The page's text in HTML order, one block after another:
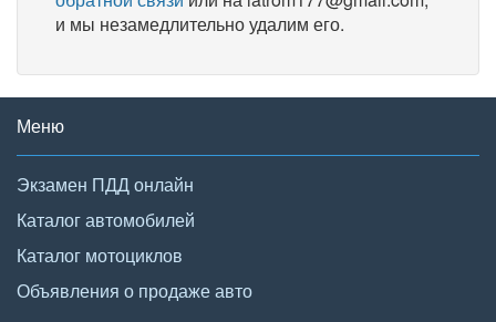
и мы незамедлительно удалим его.
Меню
Экзамен ПДД онлайн
Каталог автомобилей
Каталог мотоциклов
Объявления о продаже авто